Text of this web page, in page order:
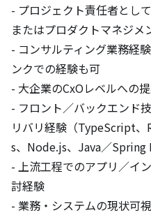
- プロジェクト責任者とし
またはプロダクトマネジメ
- コンサルティング業務経
ンクでの経験も可
- 大企業のCxOレベルへの
- フロント／バックエンド
リバリ経験（TypeScript
s、Node.js、Java／Spring
- 上流工程でのアプリ／イ
討経験
- 業務・システムの現状可